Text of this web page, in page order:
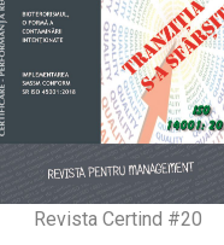
Revista Certind #20